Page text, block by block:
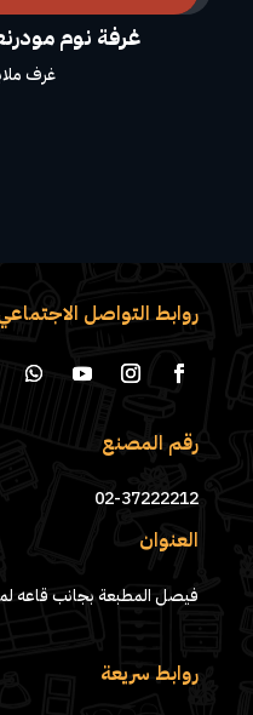
غرفة نوم
غرف
روابط التواصل
رقم المصنع
02-37222212
العنوان
فيصل المطبعة بجانب قاعه
روابط سريعة